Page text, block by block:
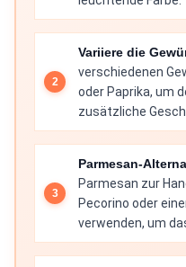
Variiere die
verschiedenen
oder Paprika, um
zusätzliche
Parmesan-
Parmesan zur
Pecorino oder
verwenden, um